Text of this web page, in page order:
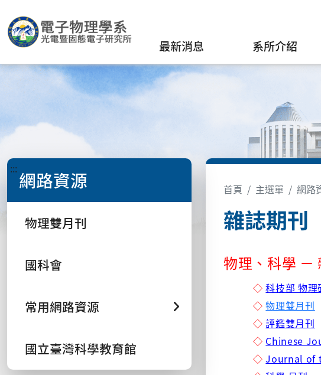
最新消息 系所介紹
::: 網路資源
物理雙月刊
國科會
常用網路資源
國立臺灣科學教育館
首頁 主選單 網路
雜誌期刊
物理、科學 －
◇科技部 物理
◇物理雙月刊
◇評鑑雙月刊
◇ Chinese
◇Journal of